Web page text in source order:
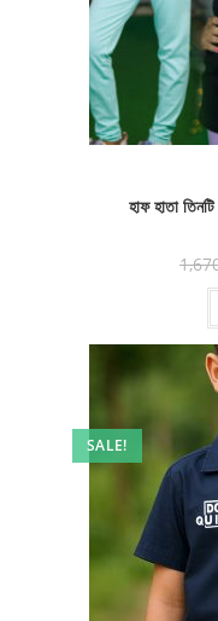
হাফ হাতা
SALE!